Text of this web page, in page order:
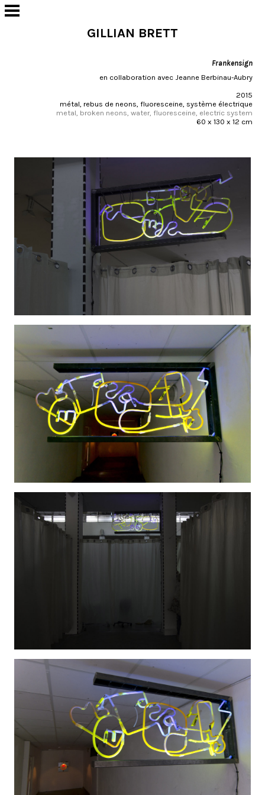
GILLIAN BRETT
Frankensign
en collaboration avec Jeanne Berbinau-Aubry
2015
métal, rebus de neons, fluoresceine, système électrique
metal, broken neons, water, fluoresceine, electric system
60 x 130 x 12 cm